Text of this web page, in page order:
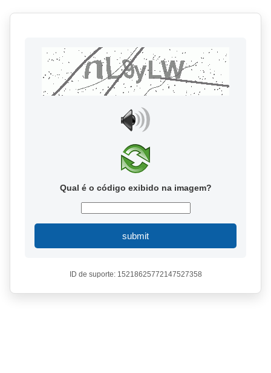
Qual é o código exibido na imagem?
submit
ID de suporte: 15218625772147527358